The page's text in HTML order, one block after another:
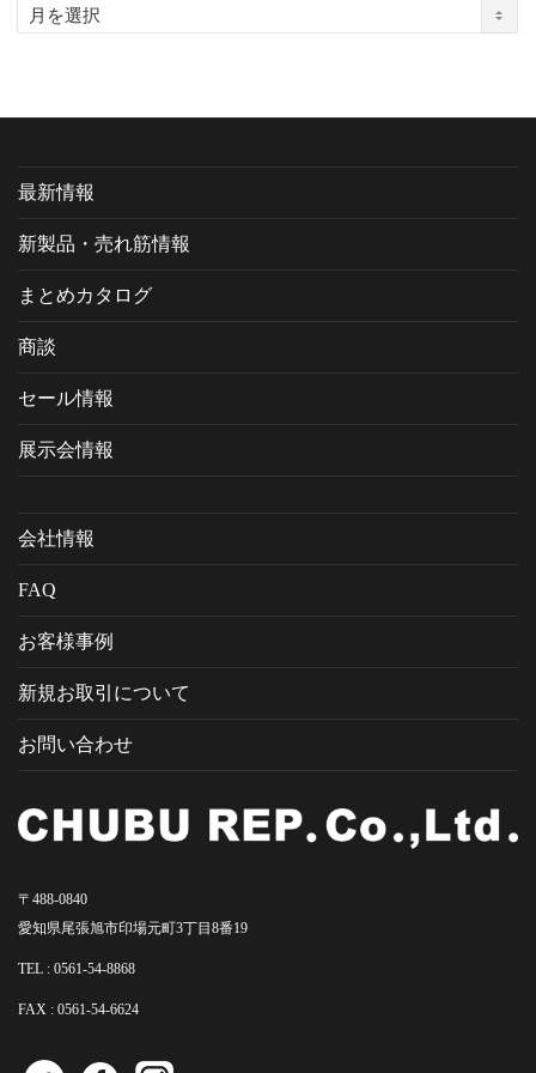
ア
最新情報
新製品・売れ筋情報
まとめカタログ
商談
セール情報
展示会情報
会社情報
FAQ
お客様事例
新規お取引について
お問い合わせ
〒488-0840
愛知県尾張旭市印場元町3丁目8番19
TEL : 0561-54-8868
FAX : 0561-54-6624